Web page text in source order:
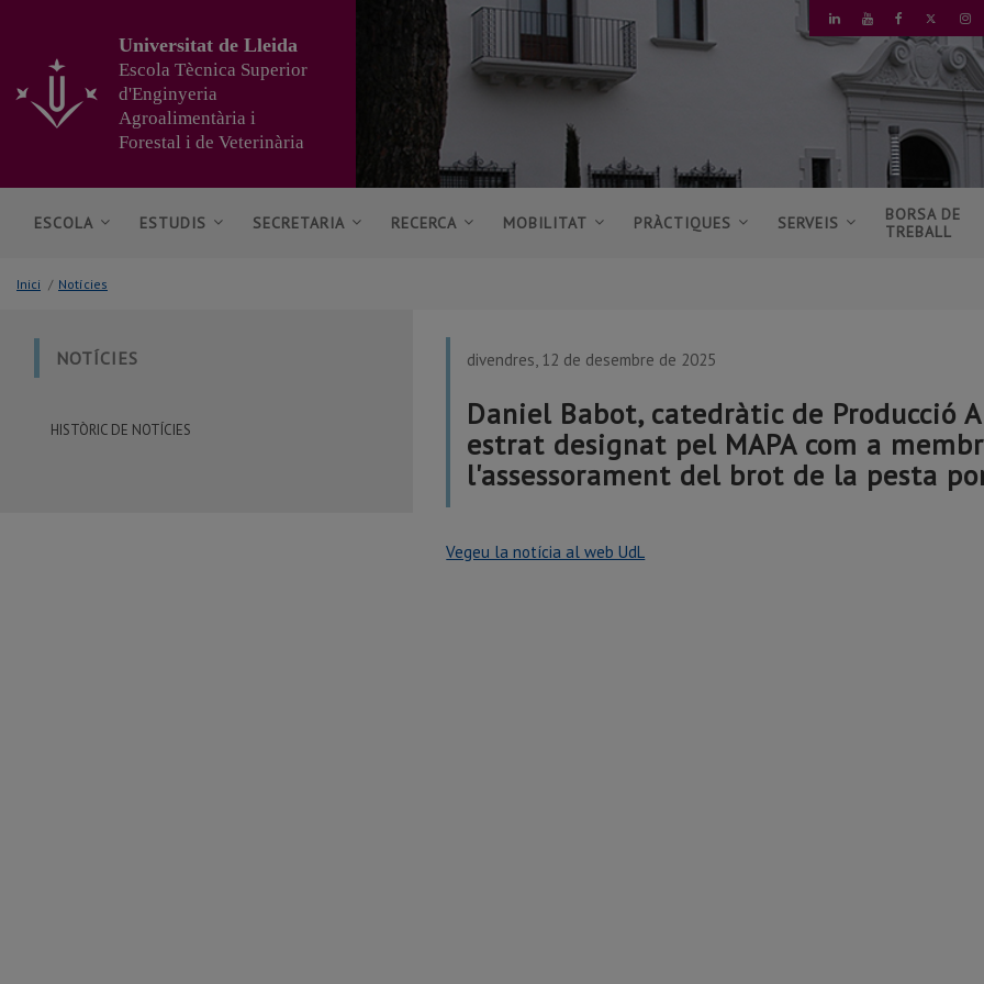
contingut
principal
de
LINKEDINYOUTUBEFACEBOOK
Universitat de Lleida
Escola Tècnica Superior
d'Enginyeria
Agroalimentària i
Forestal i de Veterinària
ESCOLA ESTUDIS SECRETARIA RECERCA MOBILITAT PRÀCTIQUES SERVEIS
BORSA DE
TREBALL
Inici / Notícies
NOTÍCIES
HISTÒRIC DE NOTÍCIES
divendres, 12 de desembre de 2025
Daniel Babot, catedràtic de Producció
estrat designat pel MAPA com a
l'assessorament del brot de la pesta
Vegeu la notícia al web UdL